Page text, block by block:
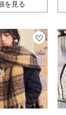
を見る